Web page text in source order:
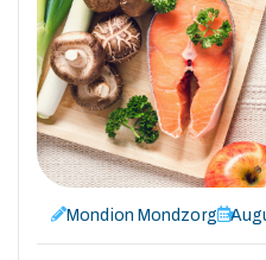
Mondion Mondzorg